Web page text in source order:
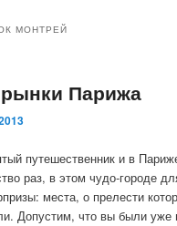
МОНТРЕЙ
Парижа
путешественник и в
раз, в этом чудо-городе
места, о прелести
Допустим, что вы были уже